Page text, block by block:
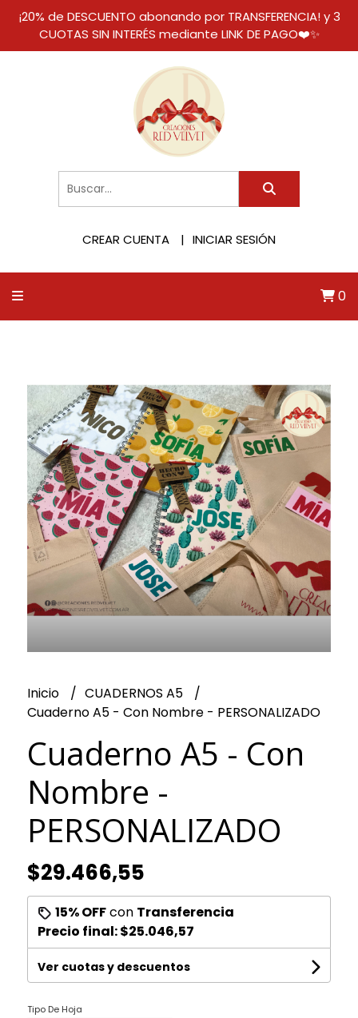
¡20% de DESCUENTO abonando por TRANSFERENCIA! y 3
CUOTAS SIN INTERÉS mediante LINK DE PAGO❤️✨
CREAR CUENTA INICIAR SESIÓN
0
Inicio
CUADERNOS A5
Cuaderno A5 - Con Nombre - PERSONALIZADO
Cuaderno A5 - Con
Nombre -
PERSONALIZADO
$29.466,55
15% OFFcon Transferencia
Precio final:$25.046,57
Ver cuotas y descuentos
Tipo De Hoja